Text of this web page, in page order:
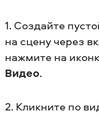
1. Создайте
на сцену через
нажмите на
Видео.
2. Кликните по